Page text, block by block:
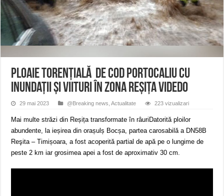
ANUNŢ OPRIRE APĂ în CARANSEBEȘ – 04.08.2026 – avarie – Calea
ANUNŢ OPRIRE APĂ în CARANSEBEȘ avarie
Ploaie torenţială de cod portocaliu cu
inundații și viituri în zona Reșița VIDEDO
29 mai 2023 @Breaking news ,Actualitate 223 vizualizari
Mai multe străzi din Reșița transformate în râuriDatorită ploilor
abundente, la ieșirea din orașulș Bocșa, partea carosabilă a DN58B
Reşita – Timișoara, a fost acoperită partial de apă pe o lungime de
peste 2 km iar grosimea apei a fost de aproximativ 30 cm.